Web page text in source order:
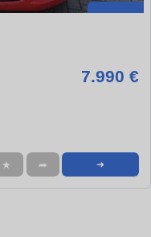
7.990 €
★ ➦ ➜